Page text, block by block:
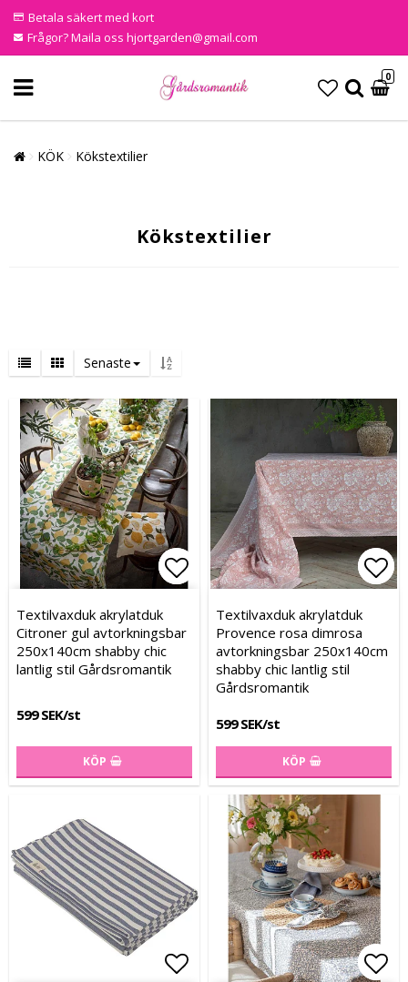
Betala säkert med kort
Frågor? Maila oss hjortgarden@gmail.com
0
KÖK Kökstextilier
Kökstextilier
Senaste
Lägg till i favoritlistan
Lägg till i favoritlistan
Textilvaxduk akrylatduk
Citroner gul avtorkningsbar
250x140cm shabby chic
lantlig stil Gårdsromantik
599 SEK/st
KÖP
Textilvaxduk akrylatduk
Provence rosa dimrosa
avtorkningsbar 250x140cm
shabby chic lantlig stil
Gårdsromantik
599 SEK/st
KÖP